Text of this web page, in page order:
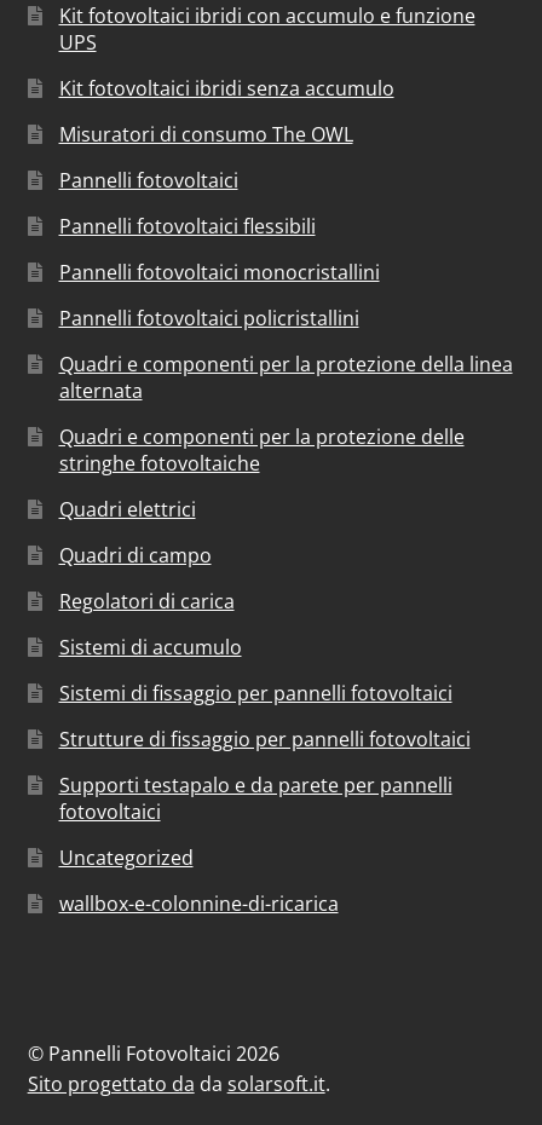
Kit fotovoltaici ibridi con accumulo e funzione
UPS
Kit fotovoltaici ibridi senza accumulo
Misuratori di consumo The OWL
Pannelli fotovoltaici
Pannelli fotovoltaici flessibili
Pannelli fotovoltaici monocristallini
Pannelli fotovoltaici policristallini
Quadri e componenti per la protezione della linea
alternata
Quadri e componenti per la protezione delle
stringhe fotovoltaiche
Quadri elettrici
Quadri di campo
Regolatori di carica
Sistemi di accumulo
Sistemi di fissaggio per pannelli fotovoltaici
Strutture di fissaggio per pannelli fotovoltaici
Supporti testapalo e da parete per pannelli
fotovoltaici
Uncategorized
wallbox-e-colonnine-di-ricarica
© Pannelli Fotovoltaici 2026
Sito progettato da da solarsoft.it.